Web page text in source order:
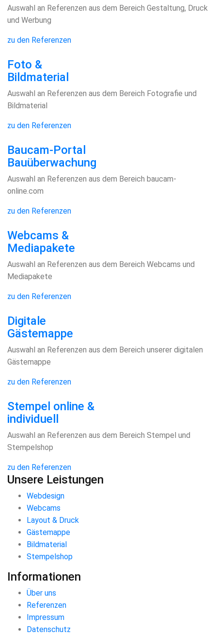
Auswahl an Referenzen aus dem Bereich Gestaltung, Druck
und Werbung
zu den Referenzen
Foto &
Bildmaterial
Auswahl an Referenzen aus dem Bereich Fotografie und
Bildmaterial
zu den Referenzen
Baucam-Portal
Bauüberwachung
Auswahl an Referenzen aus dem Bereich baucam-
online.com
zu den Referenzen
Webcams &
Mediapakete
Auswahl an Referenzen aus dem Bereich Webcams und
Mediapakete
zu den Referenzen
Digitale
Gästemappe
Auswahl an Referenzen aus dem Bereich unserer digitalen
Gästemappe
zu den Referenzen
Stempel online &
individuell
Auswahl an Referenzen aus dem Bereich Stempel und
Stempelshop
zu den Referenzen
Unsere Leistungen
Webdesign
Webcams
Layout & Druck
Gästemappe
Bildmaterial
Stempelshop
Informationen
Über uns
Referenzen
Impressum
Datenschutz